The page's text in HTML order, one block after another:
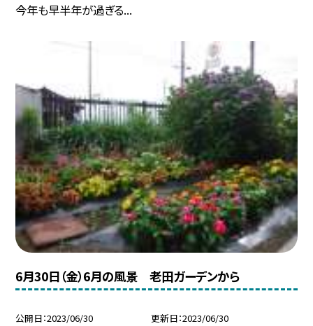
今年も早半年が過ぎる...
6月30日（金）6月の風景 老田ガーデンから
公開日 2023/06/30 更新日 2023/06/30